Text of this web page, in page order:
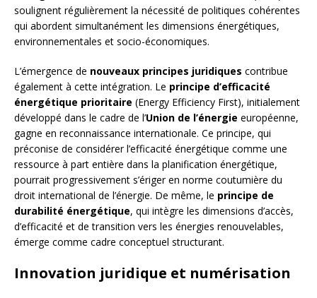
soulignent régulièrement la nécessité de politiques cohérentes
qui abordent simultanément les dimensions énergétiques,
environnementales et socio-économiques.
L’émergence de nouveaux principes juridiques contribue
également à cette intégration. Le principe d’efficacité
énergétique prioritaire (Energy Efficiency First), initialement
développé dans le cadre de l’Union de l’énergie européenne,
gagne en reconnaissance internationale. Ce principe, qui
préconise de considérer l’efficacité énergétique comme une
ressource à part entière dans la planification énergétique,
pourrait progressivement s’ériger en norme coutumière du
droit international de l’énergie. De même, le principe de
durabilité énergétique, qui intègre les dimensions d’accès,
d’efficacité et de transition vers les énergies renouvelables,
émerge comme cadre conceptuel structurant.
Innovation juridique et numérisation